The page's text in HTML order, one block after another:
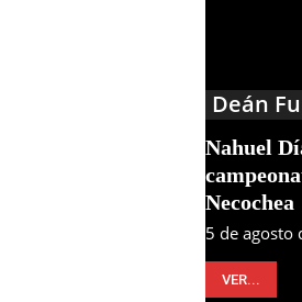
Deán
Nahuel
Necochea
5 de agosto
VER...